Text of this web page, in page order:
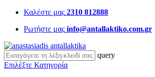
Καλέστε μας 2310 812888
Ρωτήστε μας info@antallaktiko.com.gr
query
Επιλέξτε Κατηγορία